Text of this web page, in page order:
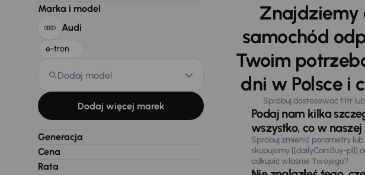
Marka i model
Audi
e-tron
Dodaj model
Dodaj więcej marek
Generacja
Cena
Rata
Znajdziemy
samochód
Twoim
dni w Polsce i
Spróbuj dostosować filtr
Podaj nam kilka
wszystko, co w naszej
Spróbuj zmienić parametry
skupujemy [[dailyCarsBuy-pl]]
odkupić właśnie Twojego?